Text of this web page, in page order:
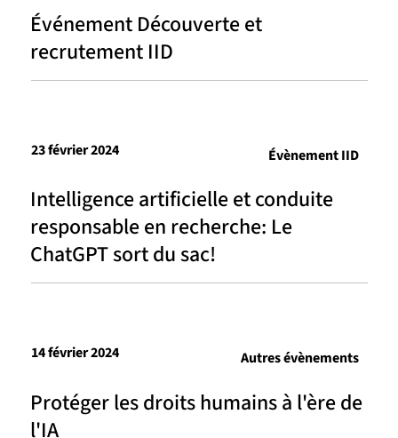
Événement Découverte et
recrutement IID
Intelligence artificielle et conduite
responsable en recherche: Le
ChatGPT sort du sac!
23 février 2024 Évènement IID
Protéger les droits humains à l'ère de
l'IA
14 février 2024 Autres évènements